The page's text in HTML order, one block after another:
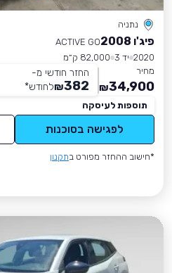
נתניה
פיג'ו 2008
ACTIVE GO
2020 יד 3
82,000 ק״מ
מחיר
34,900
₪
החזר חודשי מ-
382
₪לחודש*
תוספות לעיסקה
לפגישה בסוכנות
*חישוב ההחזר מפורט בתקנון